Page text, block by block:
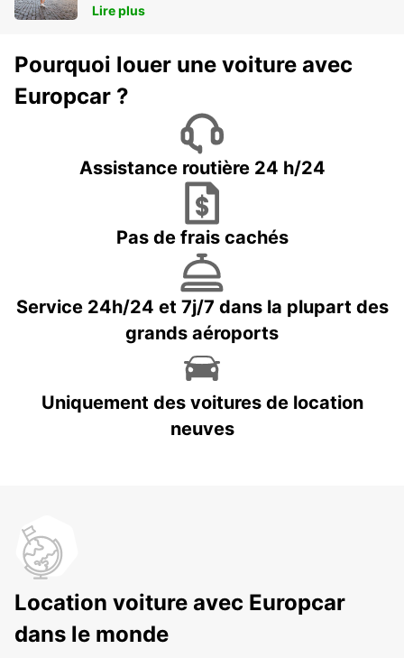
Lire plus
Pourquoi louer une voiture avec
Europcar ?
Assistance routière 24 h/24
Pas de frais cachés
Service 24h/24 et 7j/7 dans la plupart des
grands aéroports
Uniquement des voitures de location
neuves
Location voiture avec Europcar
dans le monde